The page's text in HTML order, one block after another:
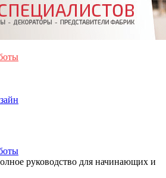
руководство для начинающих и